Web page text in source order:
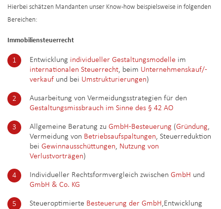
Hierbei schätzen Mandanten unser Know-how beispielsweise in folgenden
Bereichen:
Immobiliensteuerrecht
Entwicklung individueller Gestaltungsmodelle im
internationalen Steuerrecht, beim Unternehmenskauf/-
verkauf und bei Umstrukturierungen)
Ausarbeitung von Vermeidungsstrategien für den
Gestaltungsmissbrauch im Sinne des § 42 AO
Allgemeine Beratung zu GmbH-Besteuerung (Gründung,
Vermeidung von Betriebsaufspaltungen, Steuerreduktion
bei Gewinnausschüttungen, Nutzung von
Verlustvorträgen)
Individueller Rechtsformvergleich zwischen GmbH und
GmbH & Co. KG
Steueroptimierte Besteuerung der GmbH,Entwicklung